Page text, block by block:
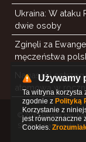
Ukraina: W ataku
dwie osoby
Zginęli za
męczeństwa
Nagasaki
atomową w
© 2017 Parafia pw.
Stefana Kardynała
Używamy
Ta witryna korzysta
zgodnie z Polityką
Korzystanie z
jest równoznaczne
Cookies.